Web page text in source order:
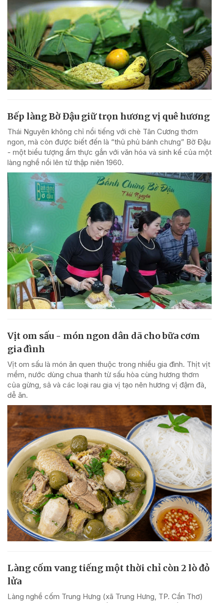
Bếp làng Bờ Đậu giữ trọn hương vị quê hương
Thái Nguyên không chỉ nổi tiếng với chè Tân Cương thơm
ngon, mà còn được biết đến là “thủ phủ bánh chưng” Bờ Đậu
- một biểu tượng ẩm thực gắn với văn hóa và sinh kế của một
làng nghề nổi lên từ thập niên 1960.
Vịt om sấu - món ngon dân dã cho bữa cơm
gia đình
Vịt om sấu là món ăn quen thuộc trong nhiều gia đình. Thịt vịt
mềm, nước dùng chua thanh từ sấu hòa cùng hương thơm
của gừng, sả và các loại rau gia vị tạo nên hương vị đậm đà,
dễ ăn.
Làng cốm vang tiếng một thời chỉ còn 2 lò đỏ
lửa
Làng nghề cốm Trung Hưng (xã Trung Hưng, TP. Cần Thơ)